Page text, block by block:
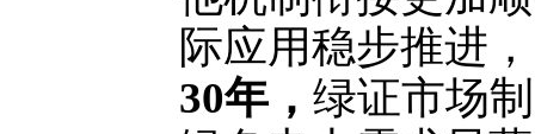
际应用稳步推进
30年， 绿证市场